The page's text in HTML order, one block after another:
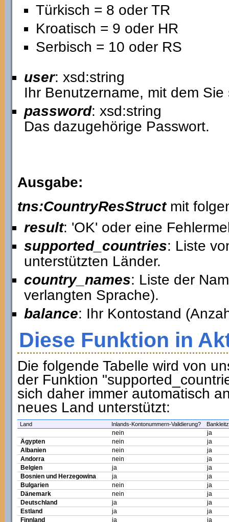
Türkisch = 8 oder TR
Kroatisch = 9 oder HR
Serbisch = 10 oder RS
user: xsd:string
Ihr Benutzername, mit dem
password: xsd:string
Das dazugehörige Passwort.
Ausgabe:
tns:CountryResStructmit
result: 'OK' oder eine
supported_countries: Liste
unterstützten Länder.
country_names: Liste der
verlangten Sprache).
balance: Ihr Kontostand
Diese Funktion in
Die folgende Tabelle wird von
der Funktion
sich daher immer automatisch
neues Land unterstützt:
Land Inlands-Kontonummern-Validierung?
nein
ja
Ägypten
nein
ja
Albanien
nein
ja
Andorra
nein
ja
Belgien
ja
ja
Bosnien und Herzegowina
ja
ja
Bulgarien
nein
ja
Dänemark
nein
ja
Deutschland
ja
ja
Estland
ja
ja
Finnland
ja ja